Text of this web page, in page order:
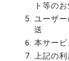
ト等の
ユーザ
送
本サー
上記の